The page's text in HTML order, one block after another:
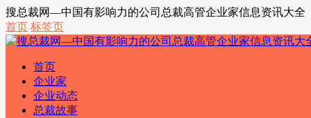
搜总裁网—中国有影响力的公司总裁高管企业家信息资讯大全
首页 标签页
首页
企业家
企业动态
总裁故事